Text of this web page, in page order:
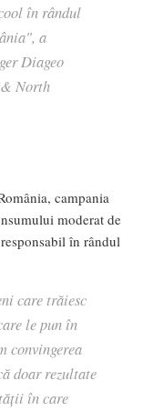
în rândul
a
Diageo
North
campania
moderat de
în rândul
care trăiesc
le pun în
convingerea
doar rezultate
în care